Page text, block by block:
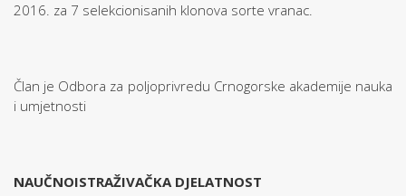
2016. za 7 selekcionisanih klonova sorte vranac.
Član je Odbora za poljoprivredu Crnogorske akademije nauka
i umjetnosti
NAUČNOISTRAŽIVAČKA DJELATNOST